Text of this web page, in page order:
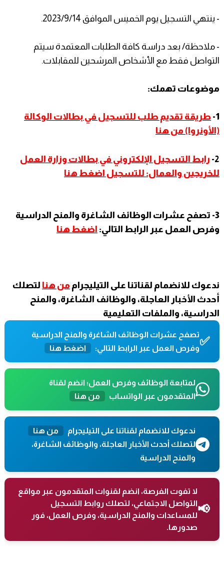
- ينتهي التسجيل يوم الخميس الموافق 2023/9/14.
- ملاحظة/ بعد دراسة كافة الطلبات المعتمدة سيتم
التواصل فقط مع الأشخاص المرشحين للمقابلات.
موضوعات تهمك:
1- طريقة تقديم طلب للتسجيل في بطالات الوكالة
(الأونروا) من هنا
2- رابط التسجيل الإلكتروني في بطالات وزارة العمل
للخريجين والعمال: للتسجيل اضغط هنا
3- تصفح عشرات الوظائف الشاغرة والمنح الدراسية
وفرص العمل عبر الرابط التالي: اضغط هنا
ندعوك للانضمام لقناتنا على التيليجرام من هنا لتصلك
أحدث الأخبار العاجلة، والوظائف الشاغرة، والمنح
الدراسية، والملفات التعليمية
✅تصفح عشرات الوظائف الشاغرة والمنح الدراسية
وفرص العمل عبر الرابط التالي:
اضغط هنا
لمتابعة الوظائف وفرص العمل؛ انضم لقناة
المتقدمون عبر الواتساب
من هنا
ندعوك للانضمام لقناتنا على التيليجرام
من هنا
لتصلك أحدث الأخبار العاجلة، والوظائف الشاغرة،
والمنح الدراسية
📢
لا تفوت الفرصة، انضم لقنوات المتقدمون عبر مواقع
التواصل الاجتماعي، لتصلك روابط التسجيل
للمساعدات والمنح الدراسية، وفرص العمل، فور
صدورها.